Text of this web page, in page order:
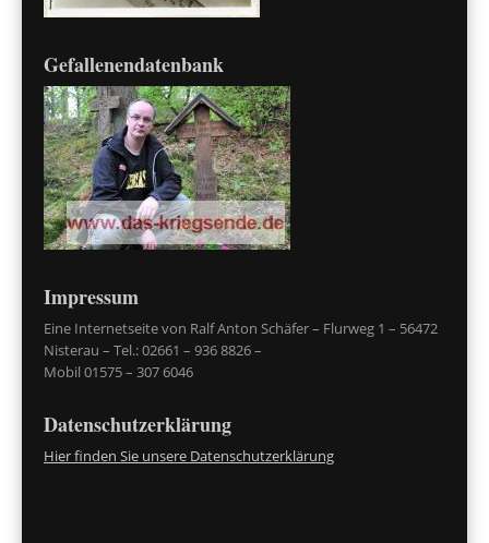
Gefallenendatenbank
Impressum
Eine Internetseite von Ralf Anton Schäfer – Flurweg 1 – 56472
Nisterau – Tel.: 02661 – 936 8826 –
Mobil 01575 – 307 6046
Datenschutzerklärung
Hier finden Sie unsere Datenschutzerklärung